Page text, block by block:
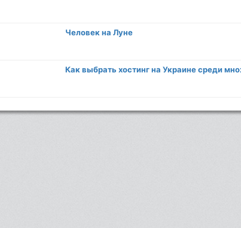
Человек на Луне
Как выбрать хостинг на Украине среди